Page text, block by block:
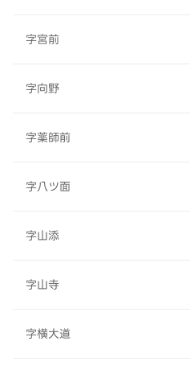
字宮前
字向野
字薬師前
字八ツ面
字山添
字山寺
字横大道